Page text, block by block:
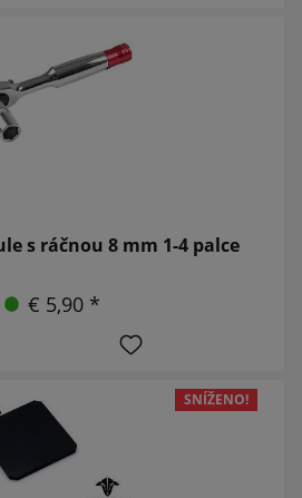
s ráčnou 8 mm 1-4 palce
€ 5,90 *
SNÍŽENO!